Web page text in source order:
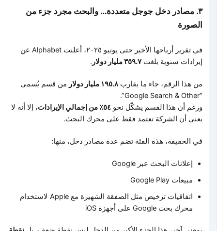
٣. مصادر دخل جوجل متعددة… والبحث مجرد جزء من
الصورة
في تقرير أرباحها الأخير حتى يونيو ٢٠٢٥، أعلنت Alphabet عن
إيرادات سنوية بلغت٣٥٩.٧ مليار دولار .
من هذا الرقم، جاء ما يقارب١٩٥.٨ مليار دولار
من قسم يُسمى
ورغم أن هذا القسم يشكّل نحو٥٤٪ من إجمالي الإيرادات
، إلا أنه لا
يعني أن الشركة تعتمد فقط على محرك البحث.
في الحقيقة، هذه الفئة تضم عدة مصادر دخل، منها:
إعلانات البحث عبر Google
مبيعات Google Play
اتفاقيات ترخيص مثل الصفقة الشهيرة مع Apple لاستخدام
محرك بحث Google على أجهزة iOS